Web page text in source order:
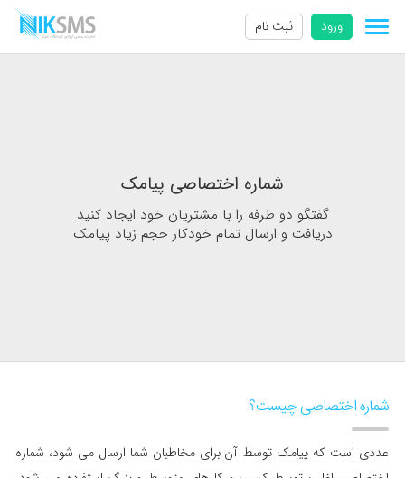
ورود ثبت نام
شماره اختصاصی پیامک
گفتگو دو طرفه را با مشتریان خود ایجاد کنید
دریافت و ارسال تمام خودکار حجم زیاد پیامک
شماره اختصاصی چیست؟
عددی است که پیامک توسط آن برای مخاطبان شما ارسال می شود، شماره